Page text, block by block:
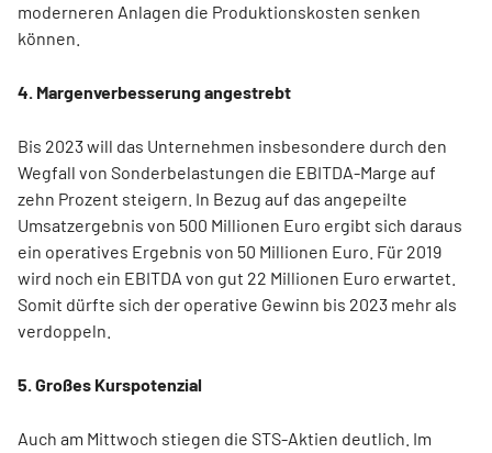
moderneren Anlagen die Produktionskosten senken
können.
4. Margenverbesserung angestrebt
Bis 2023 will das Unternehmen insbesondere durch den
Wegfall von Sonderbelastungen die EBITDA-Marge auf
zehn Prozent steigern. In Bezug auf das angepeilte
Umsatzergebnis von 500 Millionen Euro ergibt sich daraus
ein operatives Ergebnis von 50 Millionen Euro. Für 2019
wird noch ein EBITDA von gut 22 Millionen Euro erwartet.
Somit dürfte sich der operative Gewinn bis 2023 mehr als
verdoppeln.
5. Großes Kurspotenzial
Auch am Mittwoch stiegen die STS-Aktien deutlich. Im